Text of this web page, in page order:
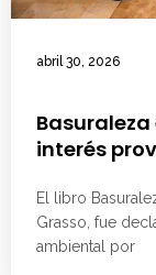
abril 30, 2026
interés
El libro
Grasso, fue
ambiental por